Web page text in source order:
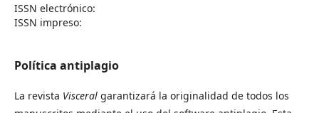
ISSN electrónico:
ISSN impreso:
Política antiplagio
La revista Visceral garantizará la originalidad de todos los